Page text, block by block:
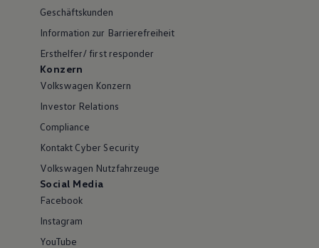
Geschäftskunden
Information zur Barrierefreiheit
Ersthelfer/ first responder
Konzern
Volkswagen Konzern
Investor Relations
Compliance
Kontakt Cyber Security
Volkswagen Nutzfahrzeuge
Social Media
Facebook
Instagram
YouTube